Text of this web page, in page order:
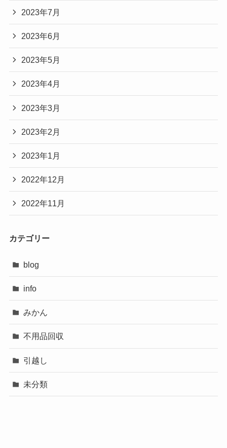
2023年7月
2023年6月
2023年5月
2023年4月
2023年3月
2023年2月
2023年1月
2022年12月
2022年11月
カテゴリー
blog
info
みかん
不用品回収
引越し
未分類